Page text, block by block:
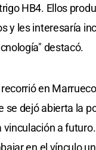
HB4. Ellos
y les interesaría
destacó.
en
se dejó abierta la
a
en el vínculo